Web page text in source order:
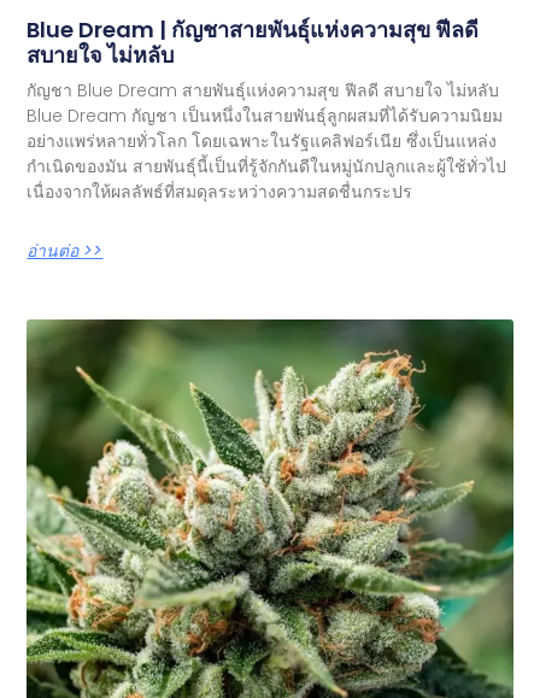
Blue Dream | กัญชาสายพันธุ์แห่งความสุข ฟีลดี
สบายใจ ไม่หลับ
กัญชา Blue Dream สายพันธุ์แห่งความสุข ฟีลดี สบายใจ ไม่หลับ
Blue Dream กัญชา เป็นหนึ่งในสายพันธุ์ลูกผสมที่ได้รับความนิยม
อย่างแพร่หลายทั่วโลก โดยเฉพาะในรัฐแคลิฟอร์เนีย ซึ่งเป็นแหล่ง
กำเนิดของมัน สายพันธุ์นี้เป็นที่รู้จักกันดีในหมู่นักปลูกและผู้ใช้ทั่วไป
เนื่องจากให้ผลลัพธ์ที่สมดุลระหว่างความสดชื่นกระปร
อ่านต่อ >>